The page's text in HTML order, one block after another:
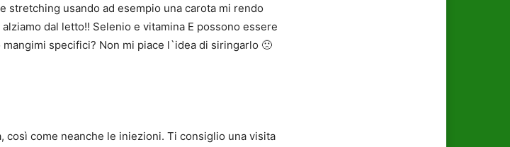
usando ad esempio una carota mi rendo
dal letto!! Selenio e vitamina E possono essere
specifici? Non mi piace l`idea di siringarlo 🙁
così come neanche le iniezioni. Ti consiglio una visita